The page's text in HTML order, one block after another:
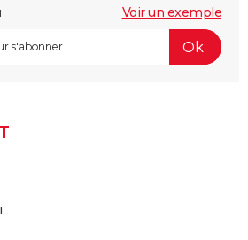
Voir un exemple